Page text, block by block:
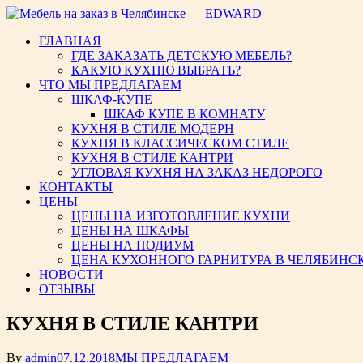
Мебель на заказ в
ГЛАВНАЯ
ГДЕ ЗАКАЗАТЬ ДЕТСКУЮ МЕБЕЛЬ?
КАКУЮ КУХНЮ ВЫБРАТЬ?
ЧТО МЫ ПРЕДЛАГАЕМ
ШКАФ-КУПЕ
ШКАФ КУПЕ В КОМНАТУ
КУХНЯ В СТИЛЕ МОДЕРН
КУХНЯ В КЛАССИЧЕСКОМ СТИЛЕ
КУХНЯ В СТИЛЕ КАНТРИ
УГЛОВАЯ КУХНЯ НА ЗАКАЗ НЕДОРОГО
КОНТАКТЫ
ЦЕНЫ
ЦЕНЫ НА ИЗГОТОВЛЕНИЕ КУХНИ
ЦЕНЫ НА ШКАФЫ
ЦЕНЫ НА ПОДИУМ
ЦЕНА КУХОННОГО ГАРНИТУРА В
НОВОСТИ
ОТЗЫВЫ
КУХНЯ В СТИЛЕ КАНТРИ
By admin07.12.2018МЫ ПРЕДЛАГАЕМ